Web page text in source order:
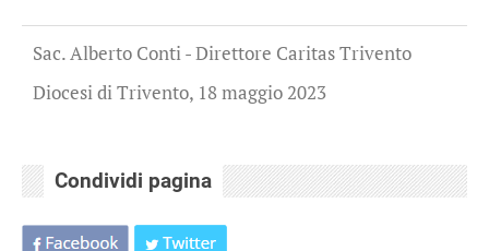
Sac. Alberto Conti - Direttore Caritas Trivento
Diocesi di Trivento, 18 maggio 2023
Condividi pagina